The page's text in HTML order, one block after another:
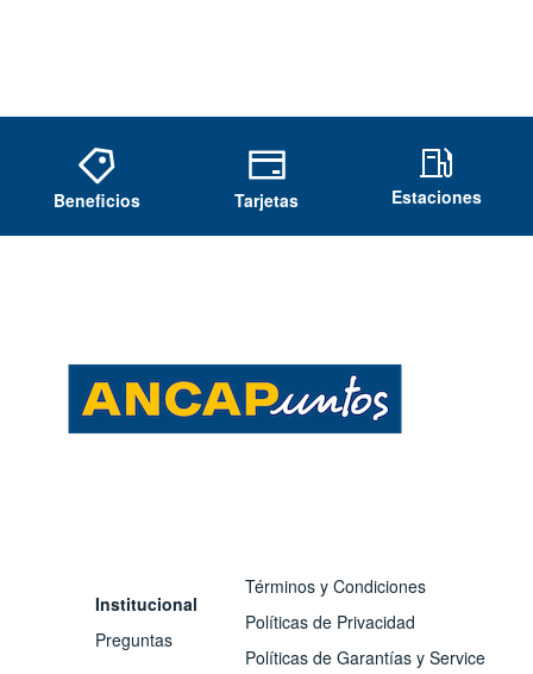
Beneficios Tarjetas Estaciones
Institucional
Preguntas
Términos y Condiciones
Políticas de Privacidad
Políticas de Garantías y Service